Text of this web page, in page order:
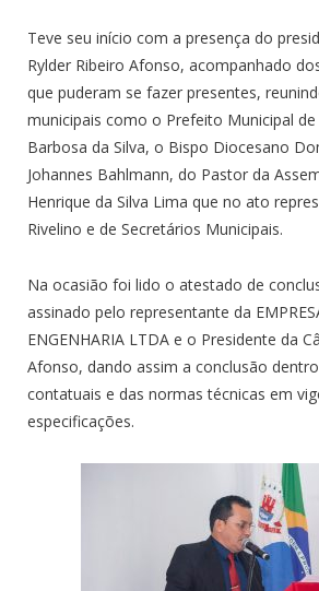
Teve seu início com a presença do
Rylder Ribeiro Afonso, acompanhado
que puderam se fazer presentes,
municipais como o Prefeito Municipal de
Barbosa da Silva, o Bispo Diocesano
Johannes Bahlmann, do Pastor da
Henrique da Silva Lima que no ato
Rivelino e de Secretários Municipais.
Na ocasião foi lido o atestado de
assinado pelo representante da
ENGENHARIA LTDA e o Presidente da
Afonso, dando assim a conclusão
contatuais e das normas técnicas em
especificações.